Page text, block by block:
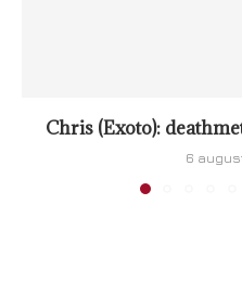
Chris (Exoto):
6